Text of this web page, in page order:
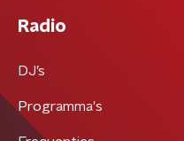
Radio
DJ’s
Programma's